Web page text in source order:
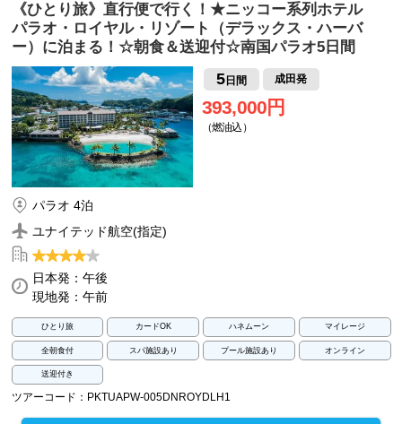
《ひとり旅》直行便で行く！★ニッコー系列ホテル
パラオ・ロイヤル・リゾート（デラックス・ハーバ
ー）に泊まる！☆朝食＆送迎付☆南国パラオ5日間
5日間 成田発
393,000円
（燃油込）
パラオ 4泊
ユナイテッド航空(指定)
日本発：午後
現地発：午前
ひとり旅 カードOK ハネムーン マイレージ
全朝食付 スパ施設あり プール施設あり オンライン
送迎付き
ツアーコード：PKTUAPW-005DNROYDLH1